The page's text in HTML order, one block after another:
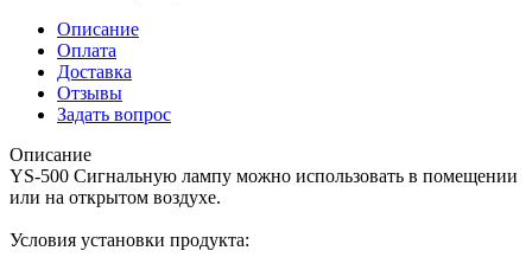
Описание
Оплата
Доставка
Отзывы
Задать вопрос
Описание
YS-500 Сигнальную лампу можно использовать в помещении
или на открытом воздухе.
Условия установки продукта: